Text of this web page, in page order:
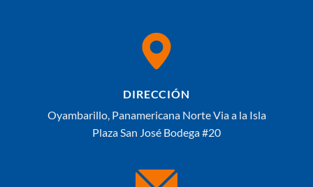
DIRECCIÓN
Oyambarillo, Panamericana Norte Via a la Isla
Plaza San José Bodega #20